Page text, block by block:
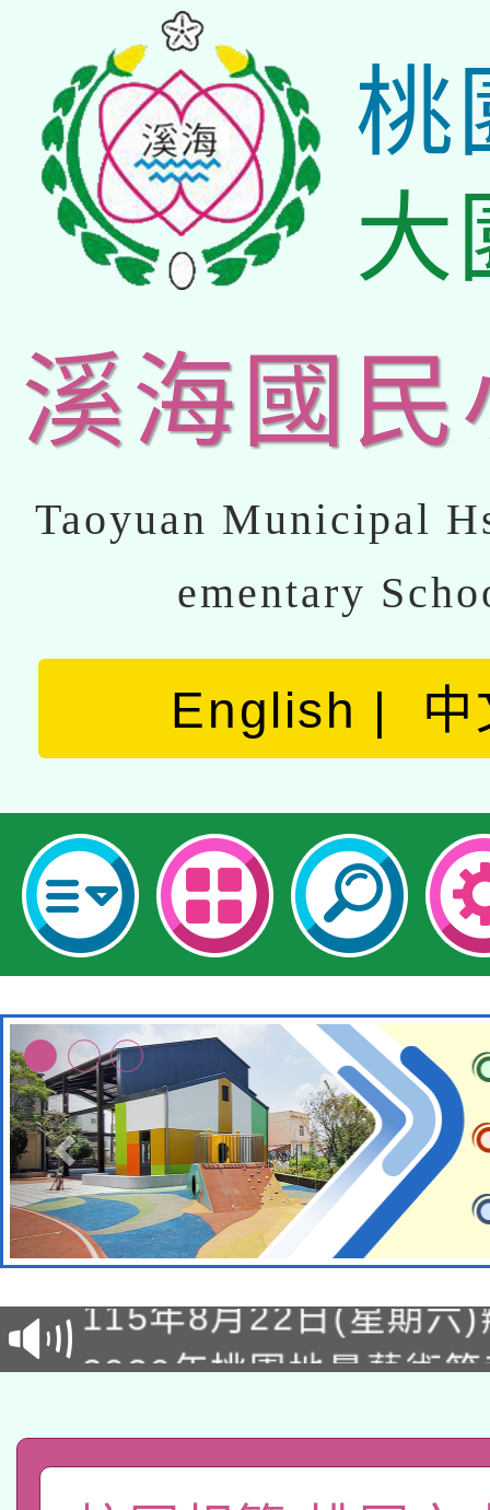
桃
大
溪海國民
Taoyuan Municipal
ementary
English 中
轉知經濟部水利署委託
業技術研究院辦理「
用水績優單位及節水達
動」
115年8月22日(星期六
桃園市孔廟祈福系列
開 智慧啟航」
2026年桃園地景藝術
關事宜
轉知教育部國民及學前